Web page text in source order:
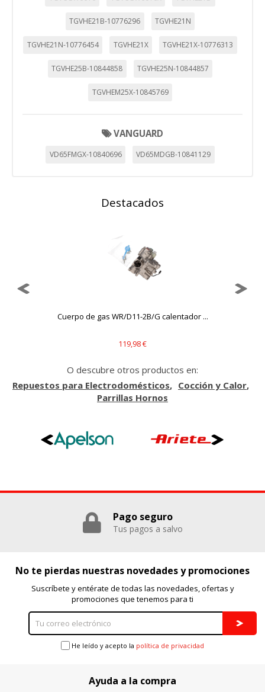
TGVHE21B-10776296 TGVHE21N
TGVHE21N-10776454 TGVHE21X TGVHE21X-10776313
TGVHE25B-10844858 TGVHE25N-10844857
TGVHEM25X-10845769
VANGUARD
VD65FMGX-10840696 VD65MDGB-10841129
Destacados
Cuerpo de gas WR/D11-2B/G calentador ...
119,98 €
O descubre otros productos en:
Repuestos para Electrodomésticos
Cocción y Calor
Parrillas Hornos
Pago seguro
Tus pagos a salvo
No te pierdas nuestras novedades y promociones
Suscríbete y entérate de todas las novedades, ofertas y
promociones que tenemos para ti
He leído y acepto la política de privacidad
Ayuda a la compra